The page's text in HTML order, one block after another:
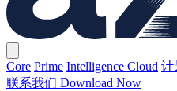
Core Prime Intelligence Cloud 计
联系我们 Download Now